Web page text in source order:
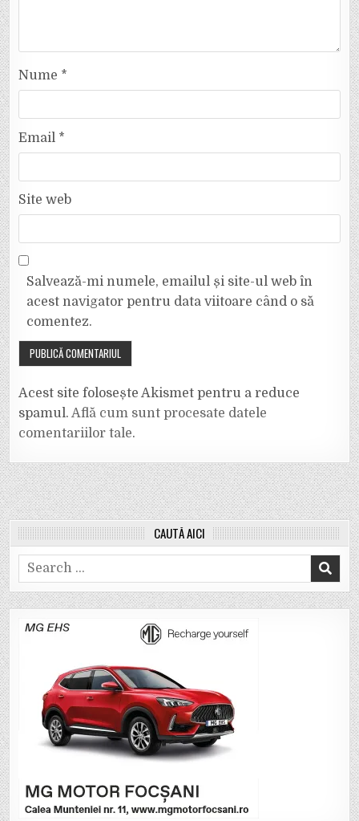
Nume *
Email *
Site web
Salvează-mi numele, emailul și site-ul web în
acest navigator pentru data viitoare când o să
comentez.
Acest site folosește Akismet pentru a reduce
spamul.Află cum sunt procesate datele
comentariilor tale.
CAUTĂ AICI
Search
for: